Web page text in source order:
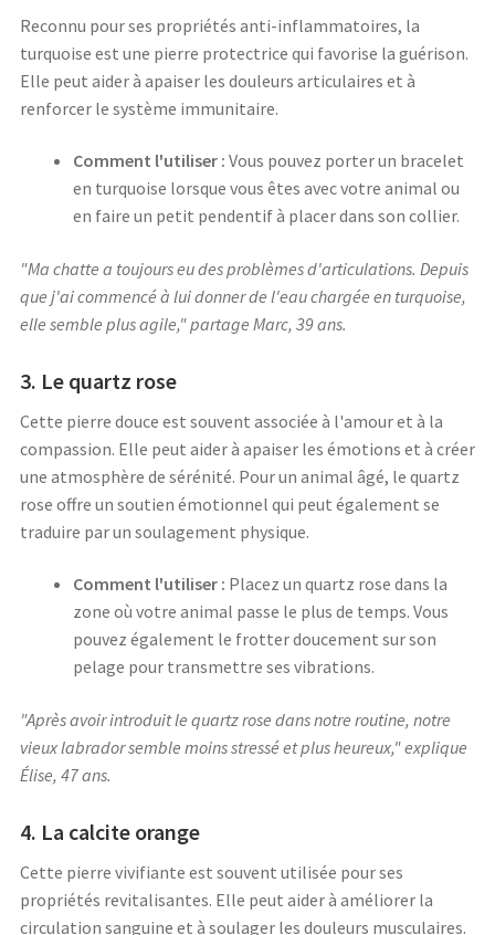
Reconnu pour ses propriétés anti-inflammatoires, la
turquoise est une pierre protectrice qui favorise la guérison.
Elle peut aider à apaiser les douleurs articulaires et à
renforcer le système immunitaire.
Comment l'utiliser : Vous pouvez porter un bracelet
en turquoise lorsque vous êtes avec votre animal ou
en faire un petit pendentif à placer dans son collier.
"Ma chatte a toujours eu des problèmes d'articulations. Depuis
que j'ai commencé à lui donner de l'eau chargée en turquoise,
elle semble plus agile," partage Marc, 39 ans.
3. Le quartz rose
Cette pierre douce est souvent associée à l'amour et à la
compassion. Elle peut aider à apaiser les émotions et à créer
une atmosphère de sérénité. Pour un animal âgé, le quartz
rose offre un soutien émotionnel qui peut également se
traduire par un soulagement physique.
Comment l'utiliser : Placez un quartz rose dans la
zone où votre animal passe le plus de temps. Vous
pouvez également le frotter doucement sur son
pelage pour transmettre ses vibrations.
"Après avoir introduit le quartz rose dans notre routine, notre
vieux labrador semble moins stressé et plus heureux," explique
Élise, 47 ans.
4. La calcite orange
Cette pierre vivifiante est souvent utilisée pour ses
propriétés revitalisantes. Elle peut aider à améliorer la
circulation sanguine et à soulager les douleurs musculaires.